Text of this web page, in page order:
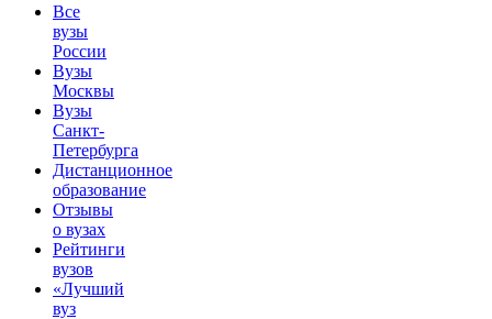
Все
вузы
России
Вузы
Москвы
Вузы
Санкт-
Петербурга
Дистанционное
образование
Отзывы
о вузах
Рейтинги
вузов
«Лучший
вуз